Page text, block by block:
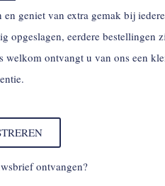
geniet van extra gemak bij iedere
opgeslagen, eerdere bestellingen
welkom ontvangt u van ons een
ontvangen?